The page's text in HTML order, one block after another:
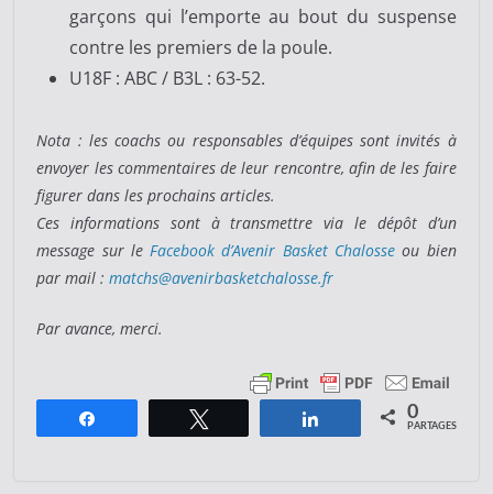
garçons qui l’emporte au bout du suspense
contre les premiers de la poule.
U18F : ABC / B3L : 63-52.
Nota : les coachs ou responsables d’équipes sont invités à
envoyer les commentaires de leur rencontre, afin de les faire
figurer dans les prochains articles.
Ces informations sont à transmettre via le dépôt d’un
message sur leFacebook d’Avenir Basket Chalosse ou bien
par mail : matchs@avenirbasketchalosse.fr
Par avance, merci.
Partagez 0
PARTAGES